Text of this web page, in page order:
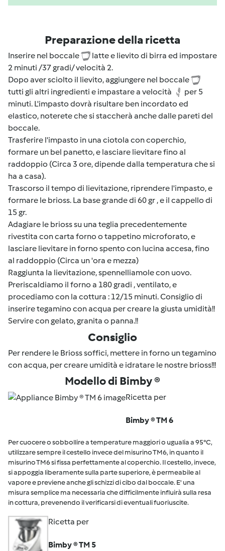
Preparazione della ricetta
Inserire nel boccale
latte e lievito di birra ed impostare
2 minuti /37 gradi/ velocità 2.
Dopo aver sciolto il lievito, aggiungere nel boccale
tutti gli altri ingredienti e impastare a velocità
per 5
minuti. L'impasto dovrà risultare ben incordato ed
elastico, noterete che si staccherà anche dalle pareti del
boccale.
Trasferire l'impasto in una ciotola con coperchio,
formare un bel panetto, e lasciare lievitare fino al
raddoppio (Circa 3 ore, dipende dalla temperatura che si
ha a casa).
Trascorso il tempo di lievitazione, riprendere l'impasto, e
formare le brioss. La base grande di 60 gr , e il cappello di
15 gr.
Adagiare le brioss su una teglia precedentemente
rivestita con carta forno o tappetino microforato, e
lasciare lievitare in forno spento con lucina accesa, fino
al raddoppio (Circa un 'ora e mezza)
Raggiunta la lievitazione, spennelliamole con uovo.
Preriscaldiamo il forno a 180 gradi , ventilato, e
procediamo con la cottura : 12/15 minuti. Consiglio di
inserire tegamino con acqua per creare la giusta umidità!!
Servire con gelato, granita o panna.!!
Consiglio
Per rendere le Brioss soffici, mettere in forno un tegamino
con acqua, per creare umidità e idratare le nostre brioss!!!
Modello di Bimby ®
Ricetta per
Bimby ® TM 6
Per cuocere o sobbollire a temperature maggiori o ugualia a 95°C,
utilizzare sempre il cestello invece del misurino TM6, in quanto il
misurino TM6 si fissa perfettamente al coperchio. Il cestello, invece,
si appoggia liberamente sulla parte superiore, è permeabile al
vapore e previene anche gli schizzi di cibo dal boccale. E' una
misura semplice ma necessaria che difficilmente influirà sulla resa
in cottura, prevenendo il verificarsi di eventuali fuoriuscite.
Ricetta per
Bimby ® TM 5